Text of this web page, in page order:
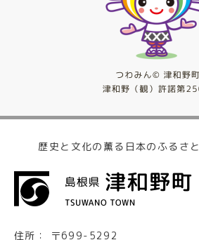
歴史と文化の薫る日本のふるさと
住所： 〒699-5292